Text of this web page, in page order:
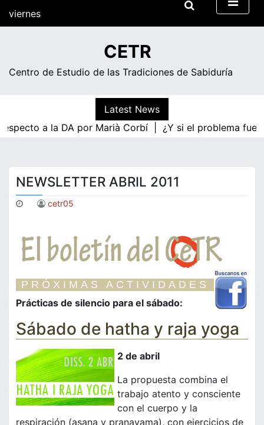
viernes
CETR
Centro de Estudio de las Tradiciones de Sabiduría
Latest News
a la DA por Marià Corbí | ¿Y si el problema
NEWSLETTER ABRIL 2011
cetr05
PRÓXIMAS ACTIVIDADES
Prácticas de silencio para el sábado:
Sábado de hatha y raja yoga
2 de abril
La propuesta combina el
trabajo atento y consciente
con el cuerpo y la
respiración (asana y pranayama), con ejercicios de